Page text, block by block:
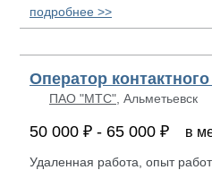
подробнее >>
Оператор
ПАО "МТС" , Альметьевск
50 000 ₽ - 65 000 ₽ в
Удаленная работа, опыт